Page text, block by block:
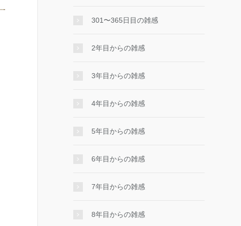
301〜365日目の雑感
2年目からの雑感
3年目からの雑感
4年目からの雑感
5年目からの雑感
6年目からの雑感
7年目からの雑感
8年目からの雑感